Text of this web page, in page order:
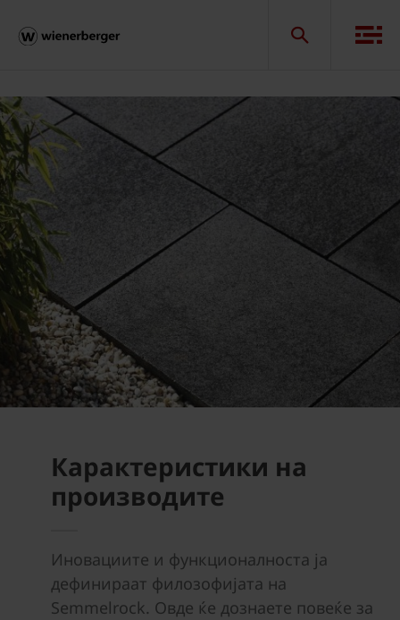
Карактеристики на
производите
Иновациите и функционалноста ја
дефинираат филозофијата на
Semmelrock. Овде ќе дознаете повеќе за